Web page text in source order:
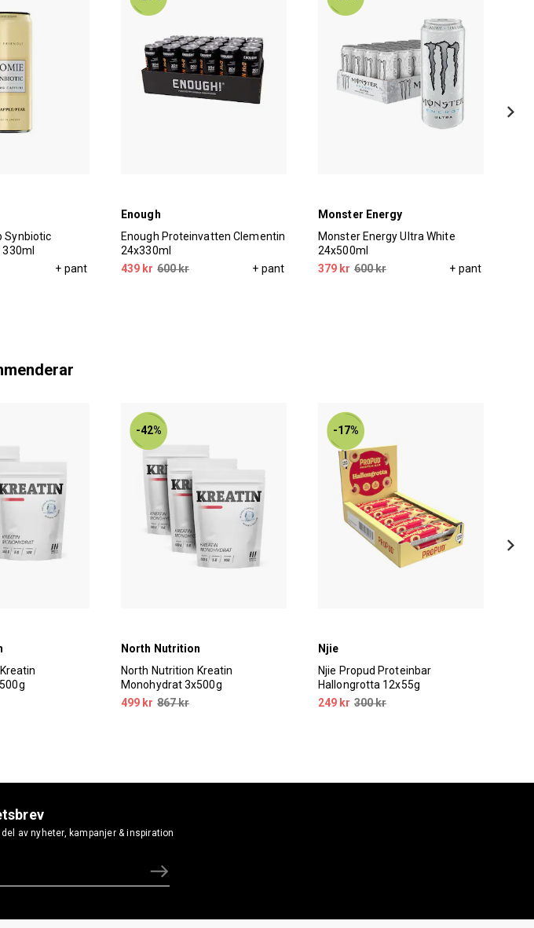
Synbiotic
+ pant
Enough
Enough Proteinvatten Clementin
24x330ml
439 kr 600 kr + pant
Monster Energy
Monster Energy Ultra White
24x500ml
379 kr 600 kr + pant
-42%
North Nutrition
North Nutrition Kreatin
Monohydrat 3x500g
499 kr 867 kr
-17%
Njie
Njie Propud Proteinbar
Hallongrotta 12x55g
249 kr 300 kr
av nyheter, kampanjer & inspiration